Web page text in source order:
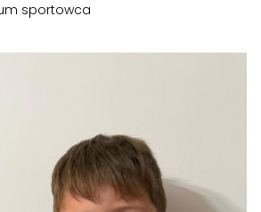
sportowca